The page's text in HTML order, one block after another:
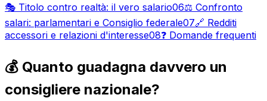
🎭 Titolo contro realtà: il vero salario06⚖️ Confronto
salari: parlamentari e Consiglio federale07🔗 Redditi
accessori e relazioni d'interesse08❓ Domande frequenti
💰 Quanto guadagna davvero un
consigliere nazionale?